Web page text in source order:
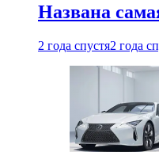
Названа
2 года спустя2 года